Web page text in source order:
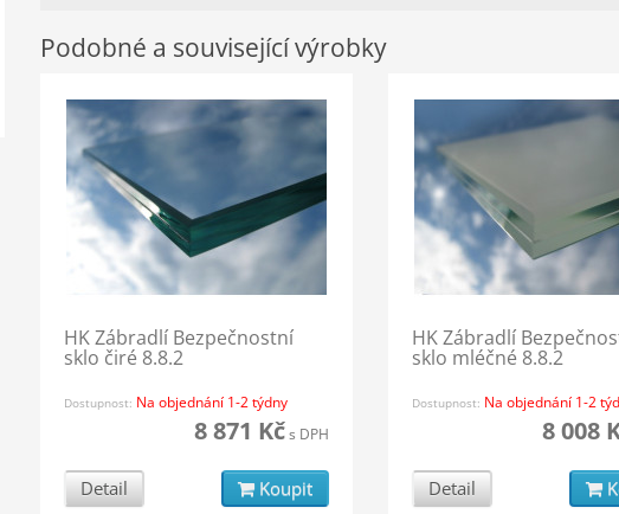
Podobné a související výrobky
HK Zábradlí Bezpečnostní
sklo čiré 8.8.2
Dostupnost: Na objednání 1-2 týdny
8 871 Kčs DPH
Detail Koupit
HK Zábradlí
sklo mléčné 8.8.2
Dostupnost: Na objednání 1-2
8 008
Detail